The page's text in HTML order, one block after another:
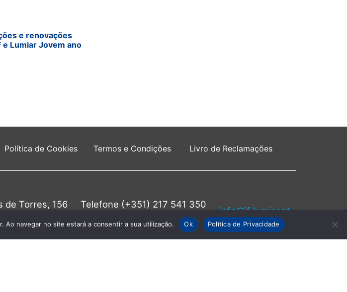
e renovações
e Lumiar Jovem ano
Política de Cookies Termos e Condições Livro de Reclamações
de Torres, 156
Telefone (+351) 217 541 350
info@jf-lumiar.pt
Ao navegar no site estará a consentir a sua utilização. Ok Política de Privacidade